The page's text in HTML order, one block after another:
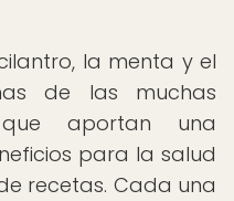
la menta y el
de las muchas
que aportan una
para la salud
recetas. Cada una